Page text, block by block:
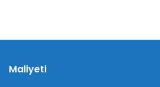
Maliyeti